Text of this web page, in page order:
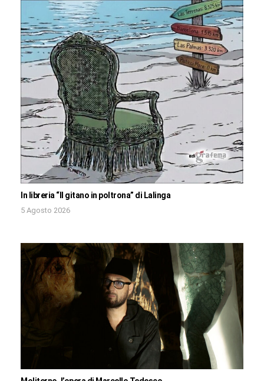
In libreria “Il gitano in poltrona” di Lalinga
5 Agosto 2026